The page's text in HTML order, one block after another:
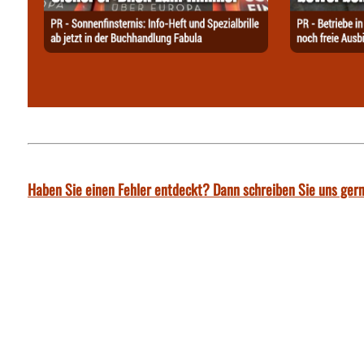
Haben Sie einen Fehler entdeckt? Dann schreiben Sie uns